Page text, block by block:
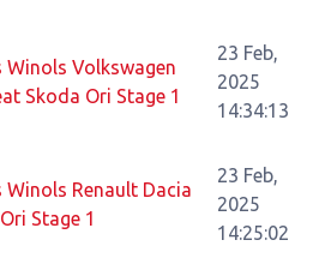
Winols Volkswagen
Skoda Ori Stage 1
23 Feb,
2025
14:34:13
Winols Renault Dacia
Stage 1
23 Feb,
2025
14:25:02